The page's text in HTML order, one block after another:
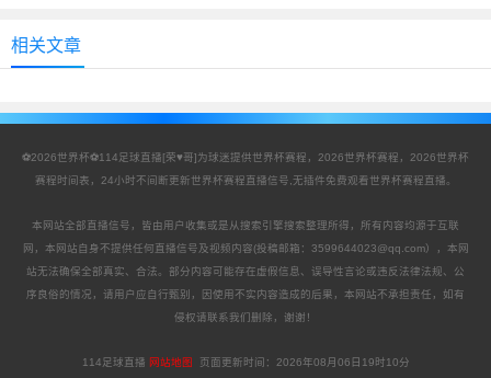
相关文章
⚽2026世界杯⚽114足球直播[荣♥哥]为球迷提供世界杯赛程，2026世界杯赛程，2026世界杯
赛程时间表，24小时不间断更新世界杯赛程直播信号,无插件免费观看世界杯赛程直播。
本网站全部直播信号，皆由用户收集或是从搜索引擎搜索整理所得，所有内容均源于互联
网，本网站自身不提供任何直播信号及视频内容(投稿邮箱：3599644023@qq.com），本网
站无法确保全部真实、合法。部分内容可能存在虚假信息、误导性言论或违反法律法规、公
序良俗的情况，请用户应自行甄别，因使用不实内容造成的后果，本网站不承担责任，如有
侵权请联系我们删除，谢谢！
114足球直播 网站地图 页面更新时间： 2026年08月06日19时10分